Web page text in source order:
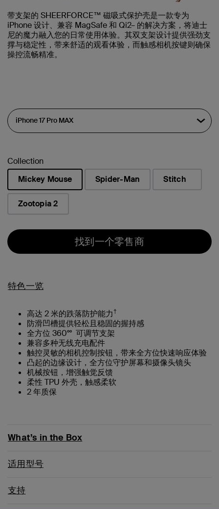
带支架的 SHEERFORCE™ 磁吸式保护壳是一款专为
iPhone 设计、兼容 MagSafe 和 Qi2– 的解决方案，将迪士
尼的魔力融入您的日常使用体验。其双支架设计提供强劲支
撑与稳定性，带来舒适的观看体验，而触感相机按键则确保
操控流畅精准。
Collection
Mickey Mouse
已选择
Spider-Man Stitch
Zootopia 2
找到一个零售商
特色一览
高达 2 米的跌落防护能力†
防滑凹槽提供轻松且稳固的握持感
全方位 360°° 可调节支架
兼容多种无线充电配件
触控灵敏的相机控制按钮，带来全方位快速响应体验
凸起的边缘设计，全方位守护屏幕和摄像头镜头
机械按钮，增强触觉反馈
柔性 TPU 外壳，触感柔软
2 年质保
What’s in the Box
适用型号
支持